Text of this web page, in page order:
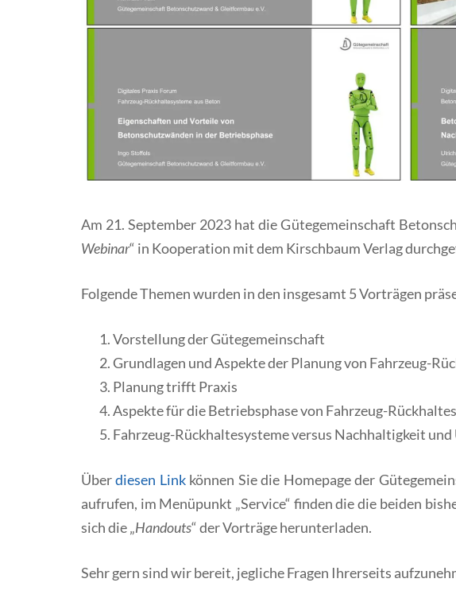
Am 21. September 2023 hat die Gütegemeinschaft
Webinar“ in Kooperation mit dem Kirschbaum Verlag
Folgende Themen wurden in den insgesamt 5 Vorträgen
Vorstellung der Gütegemeinschaft
Grundlagen und Aspekte der Planung von Fahrzeug-
Planung trifft Praxis
Aspekte für die Betriebsphase von Fahrzeug-
Fahrzeug-Rückhaltesysteme versus Nachhaltigkeit
Überdiesen Linkkönnen Sie die Homepage der
aufrufen, im Menüpunkt „Service“ finden die die beiden
sich die „Handouts“ der Vorträge herunterladen.
Sehr gern sind wir bereit, jegliche Fragen Ihrerseits